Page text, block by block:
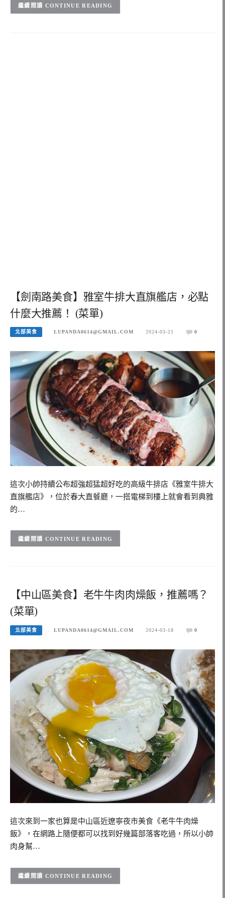
CONTINUE READING
【劍南路美食】雅室牛排大直旗艦店，必點
什麼大推薦！ (菜單)
北部美食 LUPANDA0614@GMAIL.COM 2024-03-21 0
這次小帥持續公布超強超猛超好吃的高級牛排店《雅室牛排大
直旗艦店》，位於春大直餐廳，一搭電梯到樓上就會看到典雅
的…
CONTINUE READING
【中山區美食】老牛牛肉肉燥飯，推薦嗎？
(菜單)
北部美食 LUPANDA0614@GMAIL.COM 2024-03-18 0
這次來到一家也算是中山區近遼寧夜市美食《老牛牛肉燥
飯》，在網路上隨便都可以找到好幾篇部落客吃過，所以小帥
肉身幫…
CONTINUE READING